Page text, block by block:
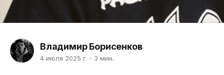
Владимир Борисенков
4 июля 2025 г. 3 мин.